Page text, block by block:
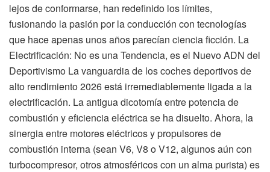
lejos de conformarse, han redefinido los límites,
fusionando la pasión por la conducción con tecnologías
que hace apenas unos años parecían ciencia ficción. La
Electrificación: No es una Tendencia, es el Nuevo ADN del
Deportivismo La vanguardia de los coches deportivos de
alto rendimiento 2026 está irremediablemente ligada a la
electrificación. La antigua dicotomía entre potencia de
combustión y eficiencia eléctrica se ha disuelto. Ahora, la
sinergia entre motores eléctricos y propulsores de
combustión interna (sean V6, V8 o V12, algunos aún con
turbocompresor, otros atmosféricos con un alma purista) es